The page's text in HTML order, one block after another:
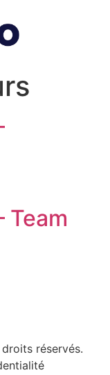
Team
réservés.